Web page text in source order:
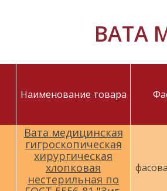
ВАТА
Наименование товара
Вата медицинская
гигроскопическая
хирургическая
хлопковая
нестерильная по